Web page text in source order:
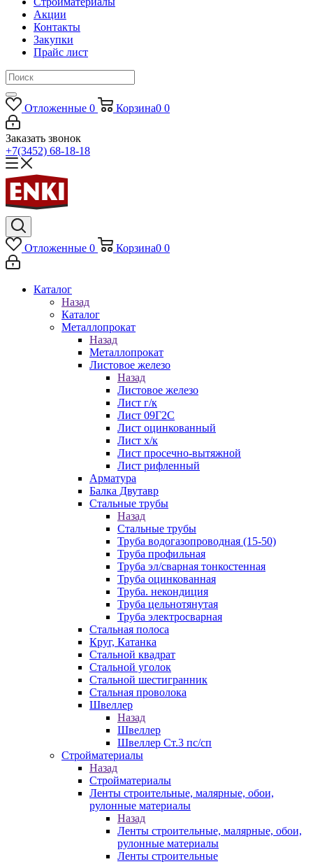
Акции
Контакты
Закупки
Прайс лист
Отложенные 0 Корзина0 0
Заказать звонок
+7(3452) 68-18-18
Отложенные 0 Корзина0 0
Каталог
Назад
Каталог
Металлопрокат
Назад
Металлопрокат
Листовое железо
Назад
Листовое железо
Лист г/к
Лист 09Г2С
Лист оцинкованный
Лист х/к
Лист просечно-вытяжной
Лист рифленный
Арматура
Балка Двутавр
Стальные трубы
Назад
Стальные трубы
Труба водогазопроводная (15-50)
Труба профильная
Труба эл/сварная тонкостенная
Труба оцинкованная
Труба. некондиция
Труба цельнотянутая
Труба электросварная
Стальная полоса
Круг, Катанка
Стальной квадрат
Стальной уголок
Стальной шестигранник
Стальная проволока
Швеллер
Назад
Швеллер
Швеллер Ст.3 пс/сп
Стройматериалы
Назад
Стройматериалы
Ленты строительные, малярные, обои,
рулонные материалы
Назад
Ленты строительные, малярные, обои,
рулонные материалы
Ленты строительные